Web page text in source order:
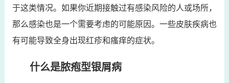
于这类情况。如果你近期接触过有感染风险的人或场所，
那么感染也是一个需要考虑的可能原因。一些皮肤疾病也
有可能导致全身出现红疹和瘙痒的症状。
什么是脓疱型银屑病